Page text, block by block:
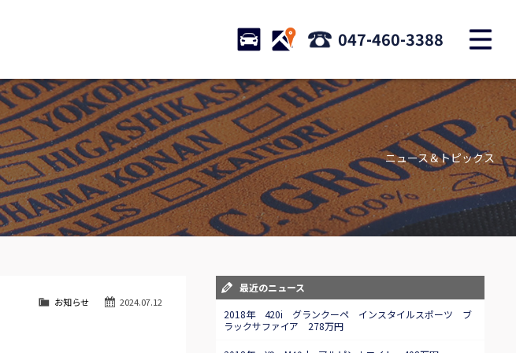
STOCK ACCESS 047-460-3388
目玉車両一覧
Features Stock list
店舗紹介
Shop information
全国納車
Delivery service
お問い合わせ
Contact us
買取無料査定
Trade in
自動車保険
Car insurance
スタッフblog
ニュース＆トピックス
2024.07.12
お知らせ
最近のニュース
2018年 420i グランクーペ インスタイルスポーツ ブ
ラックサファイア 278万円